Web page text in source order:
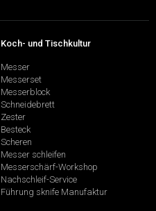
Koch- und Tischkultur
Messer
Messerset
Messerblock
Schneidebrett
Zester
Besteck
Scheren
Messer schleifen
Messerschärf-Workshop
Nachschleif-Service
Führung sknife Manufaktur